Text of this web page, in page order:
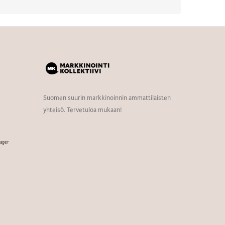
Suomen suurin markkinoinnin ammattilaisten
yhteisö. Tervetuloa mukaan!